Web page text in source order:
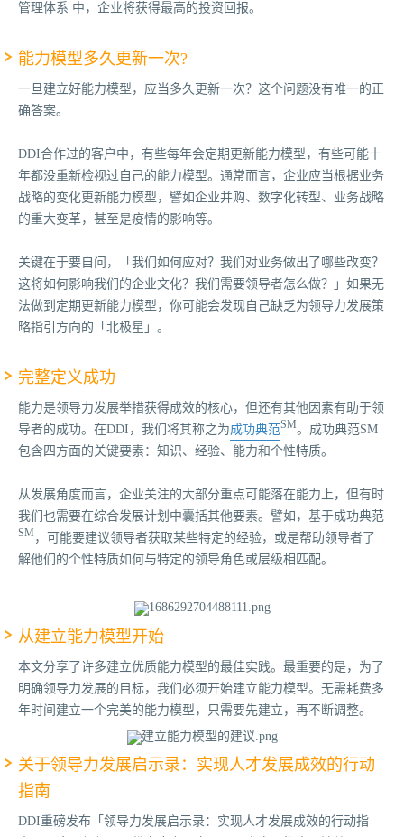
管理体系 中，企业将获得最高的投资回报。
能力模型多久更新一次?
一旦建立好能力模型，应当多久更新一次？这个问题没有唯一的正
确答案。
DDI合作过的客户中，有些每年会定期更新能力模型，有些可能十
年都没重新检视过自己的能力模型。通常而言，企业应当根据业务
战略的变化更新能力模型，譬如企业并购、数字化转型、业务战略
的重大变革，甚至是疫情的影响等。
关键在于要自问，「我们如何应对？我们对业务做出了哪些改变？
这将如何影响我们的企业文化？我们需要领导者怎么做？」如果无
法做到定期更新能力模型，你可能会发现自己缺乏为领导力发展策
略指引方向的「北极星」。
完整定义成功
能力是领导力发展举措获得成效的核心，但还有其他因素有助于领
导者的成功。在DDI，我们将其称之为成功典范SM。成功典范SM
包含四方面的关键要素：知识、经验、能力和个性特质。
从发展角度而言，企业关注的大部分重点可能落在能力上，但有时
我们也需要在综合发展计划中囊括其他要素。譬如，基于成功典范
SM ，可能要建议领导者获取某些特定的经验，或是帮助领导者了
解他们的个性特质如何与特定的领导角色或层级相匹配。
从建立能力模型开始
本文分享了许多建立优质能力模型的最佳实践。最重要的是，为了
明确领导力发展的目标，我们必须开始建立能力模型。无需耗费多
年时间建立一个完美的能力模型，只需要先建立，再不断调整。
关于领导力发展启示录：实现人才发展成效的行动
指南
DDI重磅发布「领导力发展启示录：实现人才发展成效的行动指